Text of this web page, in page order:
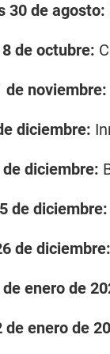
30 de agosto:
de octubre:
de noviembre:
diciembre:
diciembre:
de diciembre:
de diciembre:
enero de
de enero de